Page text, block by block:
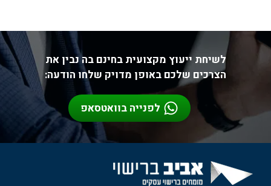
לשיחת ייעוץ מקצועית בחינם בה נבין את
הצרכים שלכם באופן מדויק שלחו הודעה:
לפנייה בוואטסאפ